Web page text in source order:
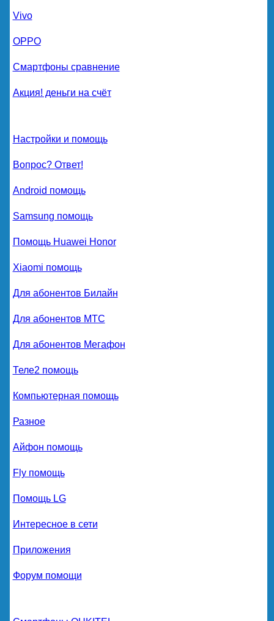
Vivo
OPPO
Смартфоны сравнение
Акция! деньги на счёт
Настройки и помощь
Вопрос? Ответ!
Android помощь
Samsung помощь
Помощь Huawei Honor
Xiaomi помощь
Для абонентов Билайн
Для абонентов МТС
Для абонентов Мегафон
Теле2 помощь
Компьютерная помощь
Разное
Айфон помощь
Fly помощь
Помощь LG
Интересное в сети
Приложения
Форум помощи